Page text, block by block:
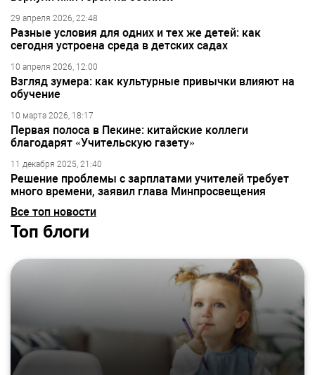
29 апреля 2026, 22:48
Разные условия для одних и тех же детей: как
сегодня устроена среда в детских садах
10 апреля 2026, 12:00
Взгляд зумера: как культурные привычки влияют на
обучение
10 марта 2026, 18:17
Первая полоса в Пекине: китайские коллеги
благодарят «Учительскую газету»
11 декабря 2025, 21:40
Решение проблемы с зарплатами учителей требует
много времени, заявил глава Минпросвещения
Все топ новости
Топ блоги